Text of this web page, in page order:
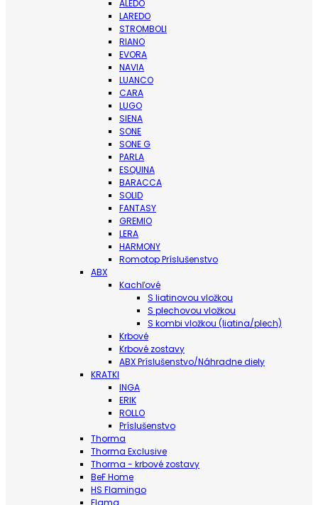
ALEDO
LAREDO
STROMBOLI
RIANO
EVORA
NAVIA
LUANCO
CARA
LUGO
SIENA
SONE
SONE G
PARLA
ESQUINA
BARACCA
SOLID
FANTASY
GREMIO
LERA
HARMONY
Romotop Príslušenstvo
ABX
Kachľové
S liatinovou vložkou
S plechovou vložkou
S kombi vložkou (liatina/plech)
Krbové
Krbové zostavy
ABX Príslušenstvo/Náhradne diely
KRATKI
INGA
ERIK
ROLLO
Príslušenstvo
Thorma
Thorma Exclusive
Thorma - krbové zostavy
BeF Home
HS Flamingo